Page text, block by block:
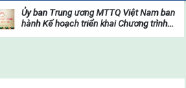
Ủy ban Trung ương MTTQ Việt Nam ban
hành Kế hoạch triển khai Chương trình...